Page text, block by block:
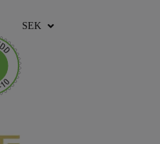
SEK